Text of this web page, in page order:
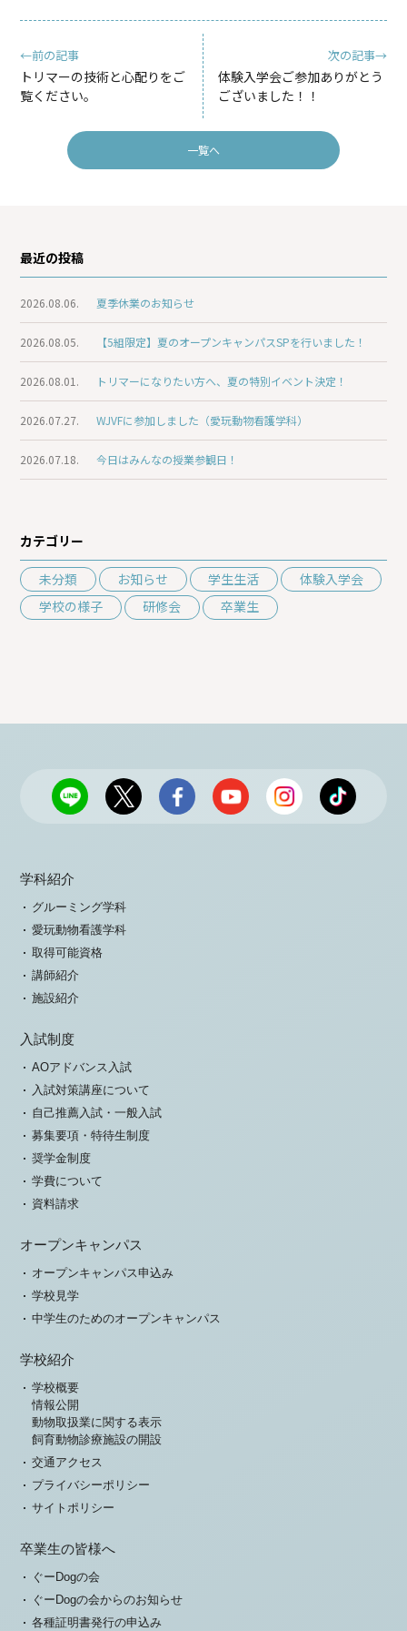
←前の記事
トリマーの技術と心配りをご
覧ください。
次の記事→
体験入学会ご参加ありがとう
ございました！！
一覧へ
最近の投稿
2026.08.06. 夏季休業のお知らせ
2026.08.05. 【5組限定】夏のオープンキャンパスSPを行いました！
2026.08.01. トリマーになりたい方へ、夏の特別イベント決定！
2026.07.27. WJVFに参加しました（愛玩動物看護学科）
2026.07.18. 今日はみんなの授業参観日！
カテゴリー
未分類 お知らせ 学生生活
体験入学会
学校の様子
研修会 卒業生
学科紹介
グルーミング学科
愛玩動物看護学科
取得可能資格
講師紹介
施設紹介
入試制度
AOアドバンス入試
入試対策講座について
自己推薦入試・一般入試
募集要項・特待生制度
奨学金制度
学費について
資料請求
オープンキャンパス
オープンキャンパス申込み
学校見学
中学生のためのオープンキャンパス
学校紹介
学校概要
情報公開
動物取扱業に関する表示
飼育動物診療施設の開設
交通アクセス
プライバシーポリシー
サイトポリシー
卒業生の皆様へ
ぐーDogの会
ぐーDogの会からのお知らせ
各種証明書発行の申込み